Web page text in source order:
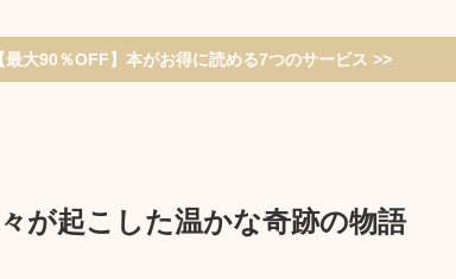
最大90％OFF】本がお得に読める7つのサービス >>
が起こした温かな奇跡の物語